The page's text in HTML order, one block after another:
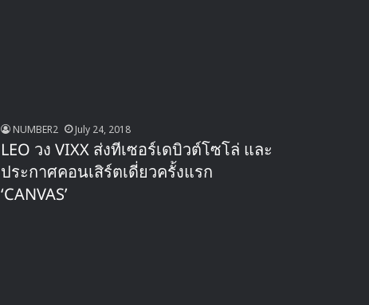
NUMBER2 July 24, 2018
LEO วง VIXX ส่งทีเซอร์เดบิวต์โซโล่ และ
ประกาศคอนเสิร์ตเดี่ยวครั้งแรก
‘CANVAS’